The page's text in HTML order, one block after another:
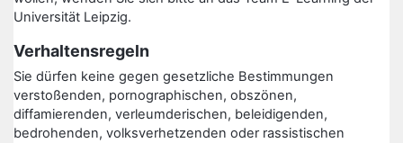
Universität Leipzig.
Verhaltensregeln
Sie dürfen keine gegen gesetzliche Bestimmungen
verstoßenden, pornographischen, obszönen,
diffamierenden, verleumderischen, beleidigenden,
bedrohenden, volksverhetzenden oder rassistischen